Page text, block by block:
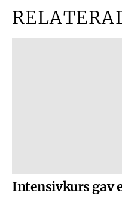
Intensivkurs gav